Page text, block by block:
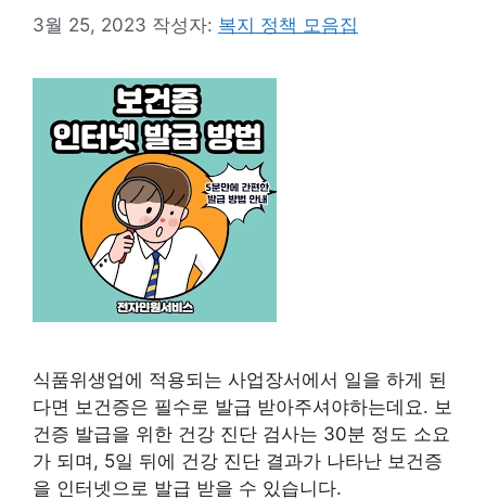
3월 25, 2023 작성자: 복지 정책 모음집
식품위생업에 적용되는 사업장서에서 일을 하게 된
다면 보건증은 필수로 발급 받아주셔야하는데요. 보
건증 발급을 위한 건강 진단 검사는 30분 정도 소요
가 되며, 5일 뒤에 건강 진단 결과가 나타난 보건증
을 인터넷으로 발급 받을 수 있습니다.